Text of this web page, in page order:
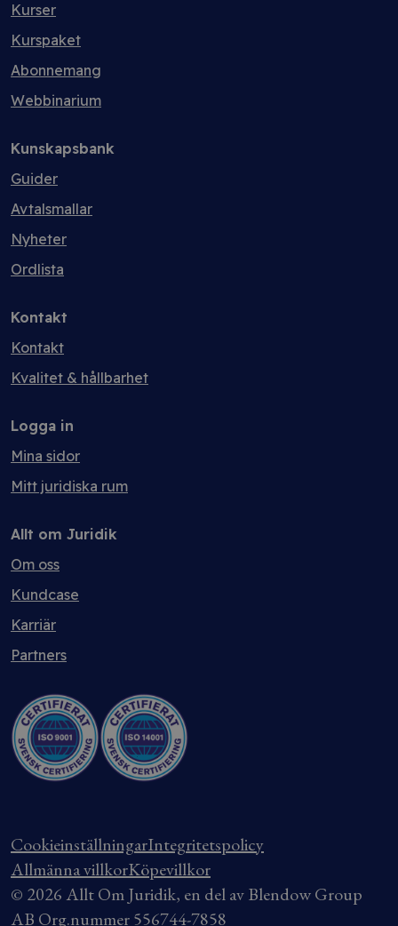
Kurser
Kurspaket
Abonnemang
Webbinarium
Kunskapsbank
Guider
Avtalsmallar
Nyheter
Ordlista
Kontakt
Kontakt
Kvalitet & hållbarhet
Logga in
Mina sidor
Mitt juridiska rum
Allt om Juridik
Om oss
Kundcase
Karriär
Partners
CookieinställningarIntegritetspolicy
Allmänna villkorKöpevillkor
© 2026 Allt Om Juridik, en del av Blendow Group
AB Org.nummer 556744-7858